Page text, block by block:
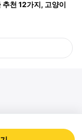
천 12가지, 고양이